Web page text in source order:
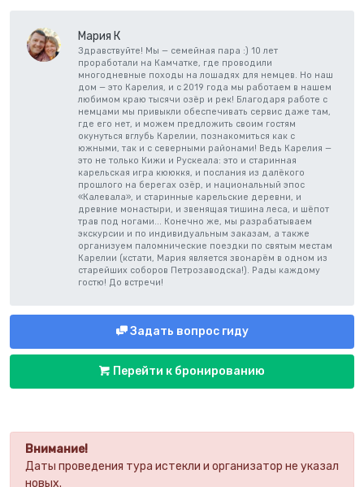
Внимание!
Даты проведения тура истекли и организатор не указал
новых.
Мария К
Здравствуйте! Мы — семейная пара :) 10 лет
проработали на Камчатке, где проводили
многодневные походы на лошадях для немцев. Но наш
дом — это Карелия, и с 2019 года мы работаем в нашем
любимом краю тысячи озёр и рек! Благодаря работе с
немцами мы привыкли обеспечивать сервис даже там,
где его нет, и можем предложить своим гостям
окунуться вглубь Карелии, познакомиться как с
южными, так и с северными районами! Ведь Карелия —
это не только Кижи и Рускеала: это и старинная
карельская игра кююккя, и послания из далёкого
прошлого на берегах озёр, и национальный эпос
«Калевала», и старинные карельские деревни, и
древние монастыри, и звенящая тишина леса, и шёпот
трав под ногами... Конечно же, мы разрабатываем
экскурсии и по индивидуальным заказам, а также
организуем паломнические поездки по святым местам
Карелии (кстати, Мария является звонарём в одном из
старейших соборов Петрозаводска!). Рады каждому
гостю! До встречи!
Задать вопрос гиду
Перейти к бронированию